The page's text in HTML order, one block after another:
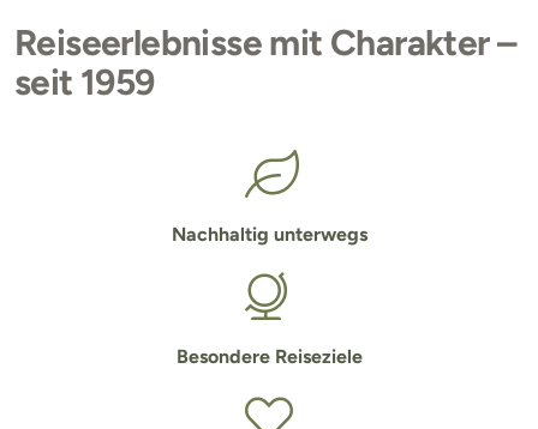
Reiseerlebnisse mit Charakter –
seit 1959
Nachhaltig unterwegs
Besondere Reiseziele